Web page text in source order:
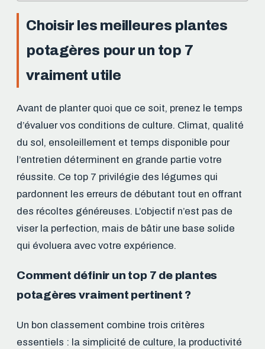
Choisir les meilleures plantes
potagères pour un top 7
vraiment utile
Avant de planter quoi que ce soit, prenez le temps
d’évaluer vos conditions de culture. Climat, qualité
du sol, ensoleillement et temps disponible pour
l’entretien déterminent en grande partie votre
réussite. Ce top 7 privilégie des légumes qui
pardonnent les erreurs de débutant tout en offrant
des récoltes généreuses. L’objectif n’est pas de
viser la perfection, mais de bâtir une base solide
qui évoluera avec votre expérience.
Comment définir un top 7 de plantes
potagères vraiment pertinent ?
Un bon classement combine trois critères
essentiels : la simplicité de culture, la productivité